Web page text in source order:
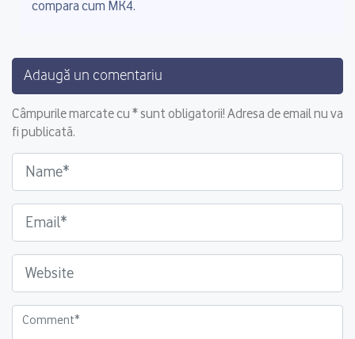
compara cum MK4.
Adaugă un comentariu
Câmpurile marcate cu * sunt obligatorii! Adresa de email nu va
fi publicată.